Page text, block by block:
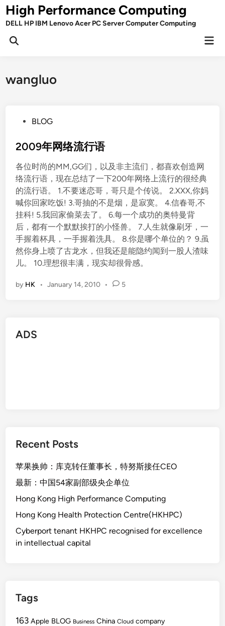
Skip
toHigh Performance Computing
DELL HP IBM Lenovo Acer PC Server Computer Computing
Open
wangluo
s
e
d
i
n
BLOG
2009年网络流行语
各位时尚的MM,GG们，以及非主流们，都喜欢创造网
络流行语，现在总结了一下200年网络上流行的很经典
的流行语。 1.不要迷恋哥，哥只是个传说。 2.XXX,你妈
喊你回家吃饭! 3.哥抽的不是烟，是寂寞。 4.信春哥,不
挂科! 5.我回家偷菜去了。 6.每一个成功的奥特曼背
后，都有一个默默挨打的小怪兽。 7.人生就像刷牙，一
手握着杯具，一手握着洗具。 8.你是哪个单位的？ 9.虽
然你身上喷了古龙水，但我还是能隐约闻到一股人渣味
儿。 10.理想很丰满，现实却很骨感。
by HK • January 14, 2010 • 5
ADS
Recent Posts
苹果换帅：库克转任董事长，特努斯接任CEO
最新：中国54家副部级央企单位
Hong Kong High Performance Computing
Hong Kong Health Protection Centre(HKHPC)
Cyberport tenant HKHPC recognised for excellence
in intellectual capital
Tags
163 Apple BLOG Business China Cloud company